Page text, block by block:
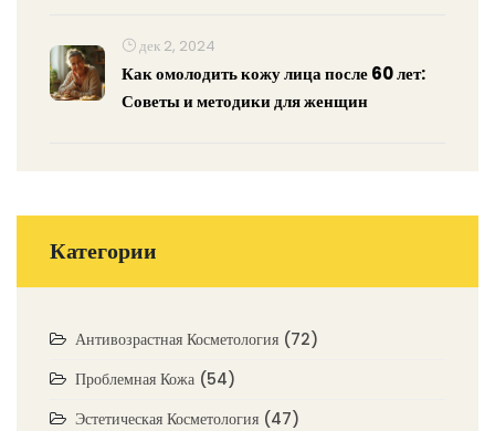
дек 2, 2024
Как омолодить кожу лица после 60 лет:
Советы и методики для женщин
Категории
Антивозрастная Косметология (72)
Проблемная Кожа (54)
Эстетическая Косметология (47)